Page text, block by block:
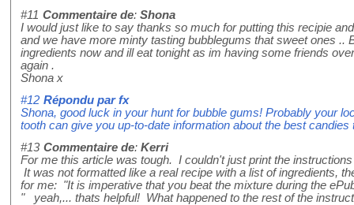
#11 Commentaire de: Shona
I would just like to say thanks so much for putting this recipie
and we have more minty tasting bubblegums that sweet ones ..
ingredients now and ill eat tonight as im having some friends
again .
Shona x
#12 Répondu parfx
Shona, good luck in your hunt for bubble gums! Probably your
tooth can give you up-to-date information about the best candies
#13 Commentaire de: Kerri
For me this article was tough. I couldn't just print the
It was not formatted like a real recipe with a list of ingredients,
for me: "It is imperative that you beat the mixture during the
" yeah,... thats helpful! What happened to the rest of the